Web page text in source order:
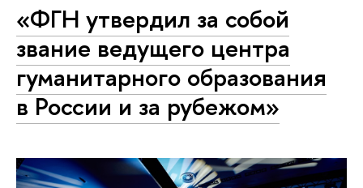
«ФГН утвердил за собой
звание ведущего центра
гуманитарного образования
в России и за рубежом»